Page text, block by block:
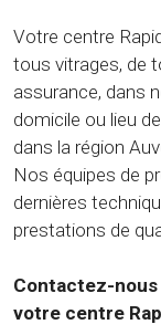
Votre centre
tous vitrages, de
assurance, dans
domicile ou lieu
dans la région
Nos équipes de
dernières
prestations de
Contactez-
votre centre